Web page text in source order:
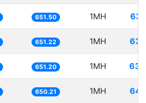
651.50 1MH
651.22 1MH
651.20 1MH
650.21 1MH